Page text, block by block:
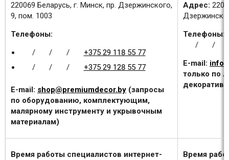
220069 Беларусь, г. Минск, пр. Дзержинского,
9, пом. 1003
Телефоны:
/
/ /
+375 29 118 55 77
/
/ / +375 29 128 55 77
E-mail: shop@premiumdecor.by (запросы
по оборудованию, комплектующим,
малярному инструменту и укрывочным
материалам)
Адрес:
Телефоны:
/
/
E-mail:
только по
Время работы специалистов интернет-
Время